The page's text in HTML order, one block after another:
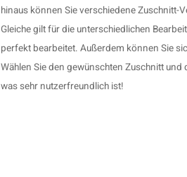
hinaus können Sie verschiedene Zuschnitt-
Gleiche gilt für die unterschiedlichen
perfekt bearbeitet. Außerdem können Sie
Wählen Sie den gewünschten Zuschnitt
was sehr nutzerfreundlich ist!